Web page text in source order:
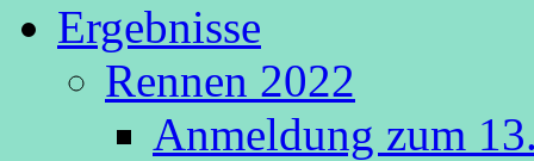
Ergebnisse
Rennen 2022
Anmeldung zum